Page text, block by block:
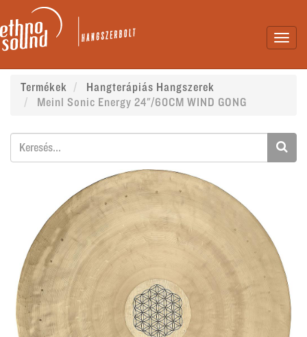
Termékek
Hangterápiás Hangszerek
Meinl Sonic Energy 24"/60CM WIND GONG